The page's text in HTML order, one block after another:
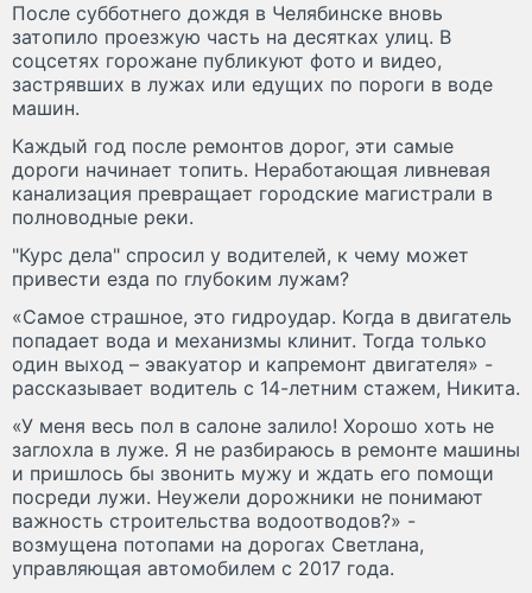
После субботнего дождя в Челябинске вновь
затопило проезжую часть на десятках улиц. В
соцсетях горожане публикуют фото и видео,
застрявших в лужах или едущих по пороги в воде
машин.
Каждый год после ремонтов дорог, эти самые
дороги начинает топить. Неработающая ливневая
канализация превращает городские магистрали в
полноводные реки.
"Курс дела" спросил у водителей, к чему может
привести езда по глубоким лужам?
«Самое страшное, это гидроудар. Когда в двигатель
попадает вода и механизмы клинит. Тогда только
один выход – эвакуатор и капремонт двигателя» -
рассказывает водитель с 14-летним стажем, Никита.
«У меня весь пол в салоне залило! Хорошо хоть не
заглохла в луже. Я не разбираюсь в ремонте машины
и пришлось бы звонить мужу и ждать его помощи
посреди лужи. Неужели дорожники не понимают
важность строительства водоотводов?» -
возмущена потопами на дорогах Светлана,
управляющая автомобилем с 2017 года.